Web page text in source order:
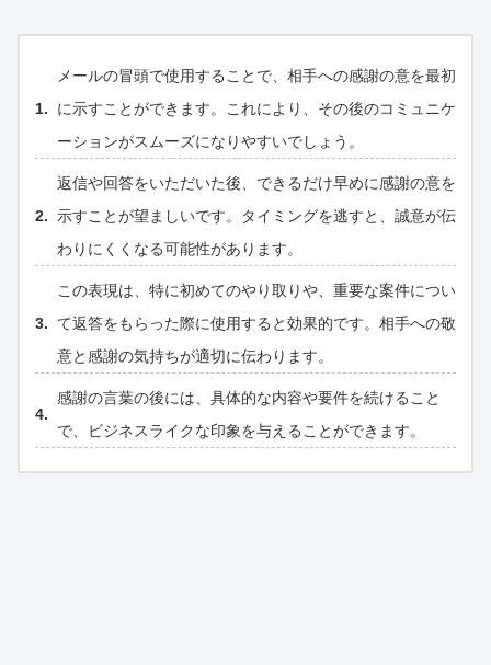
メールの冒頭で使用することで、相手への感謝の意を最初
に示すことができます。これにより、その後のコミュニケ
ーションがスムーズになりやすいでしょう。
返信や回答をいただいた後、できるだけ早めに感謝の意を
示すことが望ましいです。タイミングを逃すと、誠意が伝
わりにくくなる可能性があります。
この表現は、特に初めてのやり取りや、重要な案件につい
て返答をもらった際に使用すると効果的です。相手への敬
意と感謝の気持ちが適切に伝わります。
感謝の言葉の後には、具体的な内容や要件を続けること
で、ビジネスライクな印象を与えることができます。